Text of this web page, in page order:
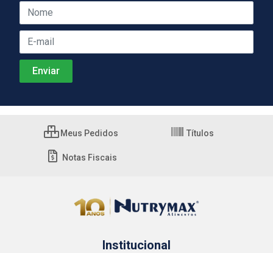
Meus Pedidos Títulos
Notas Fiscais
Institucional